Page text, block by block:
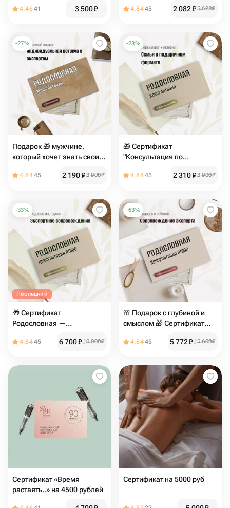
4.4641 3 500₽ 4.8445 2 082₽5 628₽
-27%
Подарок 🎁 мужчине,
который хочет знать свои
родословной
4.8445 2 190₽3 000₽
-23%
🎁 Сертификат
"Консультация по
4.8445 2 310₽3 000₽
-33%
Последний
🎁 Сертификат
Родословная —
4.8445 6 700₽ 10 000₽
-63%
🌸 Подарок с глубиной и
смыслом 🎁 Сертификат
4.8445 5 772₽ 15 600₽
Сертификат «Время
растаять..» на 4500 рублей
Сертификат на 5000 руб